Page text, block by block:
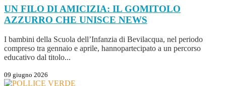
UN FILO DI AMICIZIA: IL GOMITOLO
AZZURRO CHE UNISCE NEWS
I bambini della Scuola dell’Infanzia di Bevilacqua, nel periodo
compreso tra gennaio e aprile, hannopartecipato a un percorso
educativo dal titolo...
09 giugno 2026